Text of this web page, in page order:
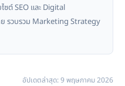
ซต์ SEO และ Digital
รวบรวม Marketing Strategy
อัปเดตล่าสุด: 9 พฤษภาคม 2026